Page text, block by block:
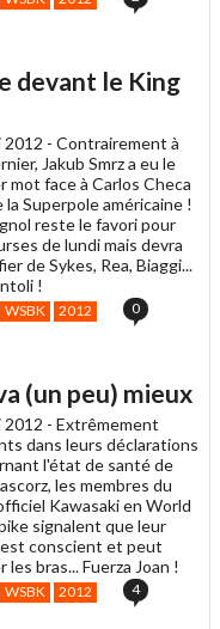
devant le King
2012 - Contrairement à
Jakub Smrz a eu le
mot face à Carlos Checa
la Superpole américaine !
reste le favori pour
de lundi mais devra
de Sykes, Rea, Biaggi...
!
WSBK 2012 0
(un peu) mieux
2012 - Extrêmement
dans leurs déclarations
l'état de santé de
les membres du
Kawasaki en World
signalent que leur
conscient et peut
les bras... Fuerza Joan !
WSBK 2012 4